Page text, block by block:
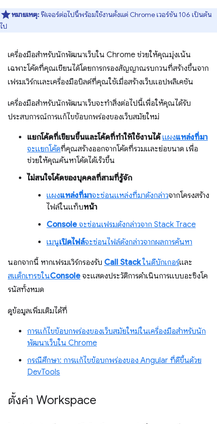
หมายเหตุ:ฟีเจอร์ต่อไปนี้พร้อมใช้งานตั้งแต่ Chrome เวอร์ชัน 106 เป็นต้น
ไป
เครื่องมือสำหรับนักพัฒนาเว็บใน Chrome ช่วยให้คุณมุ่งเน้น
เฉพาะโค้ดที่คุณเขียนได้โดยการกรองสัญญาณรบกวนที่สร้างขึ้นจาก
เฟรมเวิร์กและเครื่องมือบิลด์ที่คุณใช้เมื่อสร้างเว็บแอปพลิเคชัน
เครื่องมือสำหรับนักพัฒนาเว็บจะทำสิ่งต่อไปนี้เพื่อให้คุณได้รับ
ประสบการณ์การแก้ไขข้อบกพร่องของเว็บสมัยใหม่
แยกโค้ดที่เขียนขึ้นและโค้ดที่ทำให้ใช้งานได้ แผงแหล่งที่มา
จะแยกโค้ดที่คุณสร้างออกจากโค้ดที่รวมและย่อขนาด เพื่อ
ช่วยให้คุณค้นหาโค้ดได้เร็วขึ้น
ไม่สนใจโค้ดของบุคคลที่สามที่รู้จัก
แผงแหล่งที่มาจะซ่อนแหล่งที่มาดังกล่าวจากโครงสร้าง
ไฟล์ในแท็บหน้า
Console จะซ่อนเฟรมดังกล่าวจาก Stack Trace
เมนูเปิดไฟล์จะซ่อนไฟล์ดังกล่าวจากผลการค้นหา
นอกจากนี้ หากเฟรมเวิร์กรองรับ Call Stackในดีบักเกอร์และ
สแต็กเทรซในConsole จะแสดงประวัติการดำเนินการแบบอะซิงโค
รนัสทั้งหมด
ดูข้อมูลเพิ่มเติมได้ที่
การแก้ไขข้อบกพร่องของเว็บสมัยใหม่ในเครื่องมือสำหรับนัก
พัฒนาเว็บใน Chrome
กรณีศึกษา: การแก้ไขข้อบกพร่องของ Angular ที่ดีขึ้นด้วย
DevTools
ตั้งค่า Workspace